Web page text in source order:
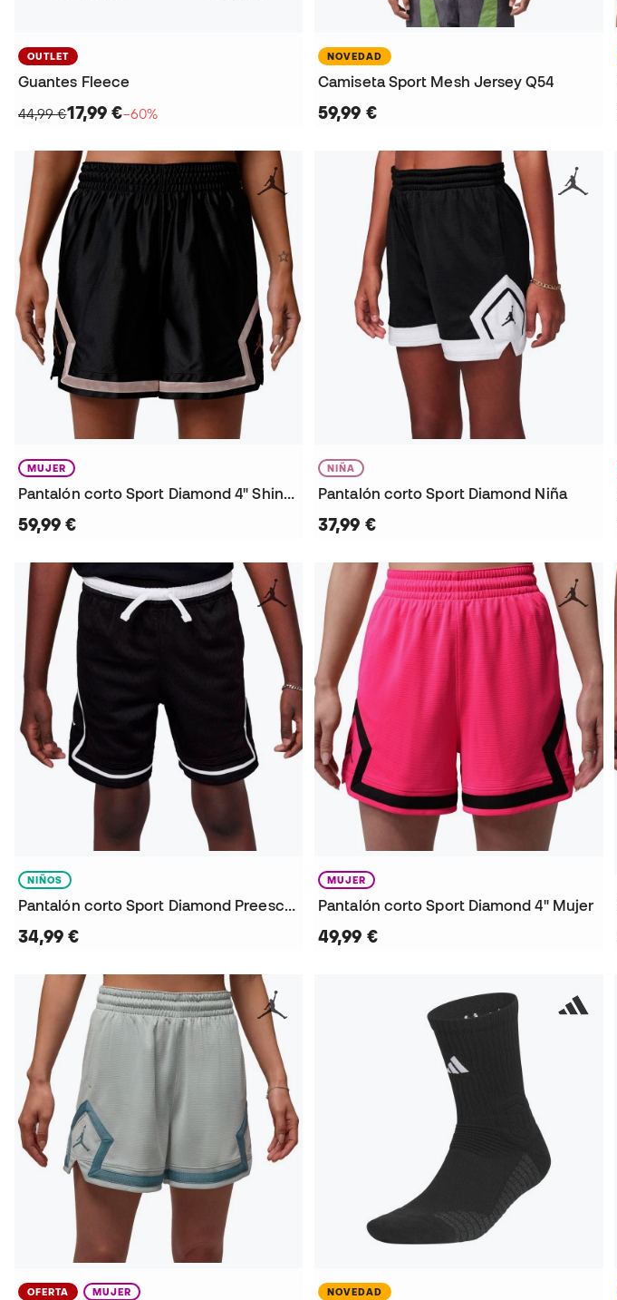
OUTLET
Guantes Fleece
44,99 €17,99 €−60%
NOVEDAD
Camiseta Sport Mesh Jersey Q54
59,99 €
MUJER
Pantalón corto Sport Diamond 4" Shine Mujer
59,99 €
NIÑA
Pantalón corto Sport Diamond Niña
37,99 €
NIÑOS
Pantalón corto Sport Diamond Preescolar
34,99 €
MUJER
Pantalón corto Sport Diamond 4" Mujer
49,99 €
OFERTA MUJER NOVEDAD